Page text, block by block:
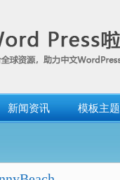
新闻资讯 模板主题